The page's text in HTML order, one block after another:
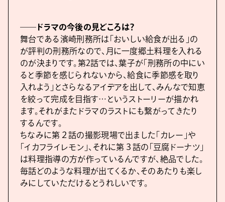
――ドラマの今後の見どころは？
舞台である濱崎刑務所は「おいしい給食が出る」の
が評判の刑務所なので、月に一度郷土料理を入れる
のが決まりです。第2話では、葉子が「刑務所の中にい
ると季節を感じられないから、給食に季節感を取り
入れよう」とさらなるアイデアを出して、みんなで知恵
を絞って完成を目指す…というストーリーが描かれ
ます。それがまたドラマのラストにも繋がってきたり
するんです。
ちなみに第２話の撮影現場で出ました「カレー」や
「イカフライレモン」、それに第３話の「豆腐ドーナツ」
は料理指導の方が作っているんですが、絶品でした。
毎話どのような料理が出てくるか、そのあたりも楽し
みにしていただけるとうれしいです。